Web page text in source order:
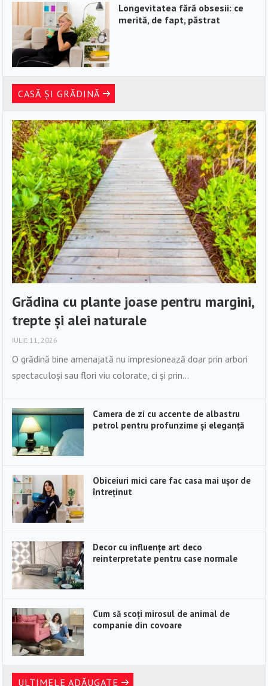
Longevitatea fără obsesii: ce
merită, de fapt, păstrat
CASĂ ȘI GRĂDINĂ
Grădina cu plante joase pentru margini,
trepte și alei naturale
IULIE 11, 2026
O grădină bine amenajată nu impresionează doar prin arbori
spectaculoși sau flori viu colorate, ci și prin...
Camera de zi cu accente de albastru
petrol pentru profunzime și eleganță
Obiceiuri mici care fac casa mai ușor de
întreținut
Decor cu influențe art deco
reinterpretate pentru case normale
Cum să scoți mirosul de animal de
companie din covoare
ULTIMELE ADĂUGATE